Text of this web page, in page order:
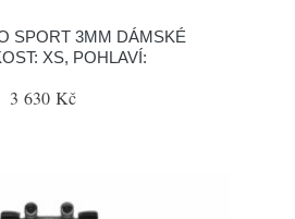
SPORT 3MM DÁMSKÉ
XS, POHLAVÍ:
3 630 Kč